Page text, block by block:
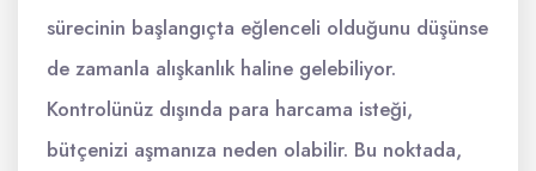
sürecinin başlangıçta eğlenceli olduğunu düşünse
de zamanla alışkanlık haline gelebiliyor.
Kontrolünüz dışında para harcama isteği,
bütçenizi aşmanıza neden olabilir. Bu noktada,